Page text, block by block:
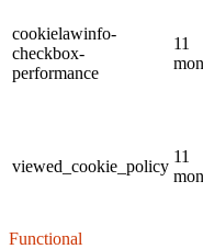
cookielawinfo-
checkbox-
performance
11
viewed_cookie_policy
11
Functional